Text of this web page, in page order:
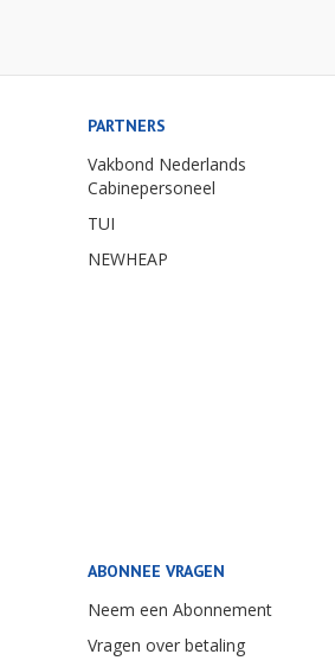
PARTNERS
Vakbond Nederlands
Cabinepersoneel
TUI
NEWHEAP
ABONNEE VRAGEN
Neem een Abonnement
Vragen over betaling